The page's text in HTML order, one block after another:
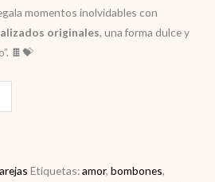
momentos inolvidables con
originales, una forma dulce y
🍫💝
Etiquetas:amor, bombones,